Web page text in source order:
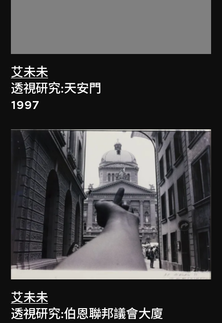
艾未未
透視研究:天安門
1997
艾未未
透視研究:伯恩聯邦議會大廈